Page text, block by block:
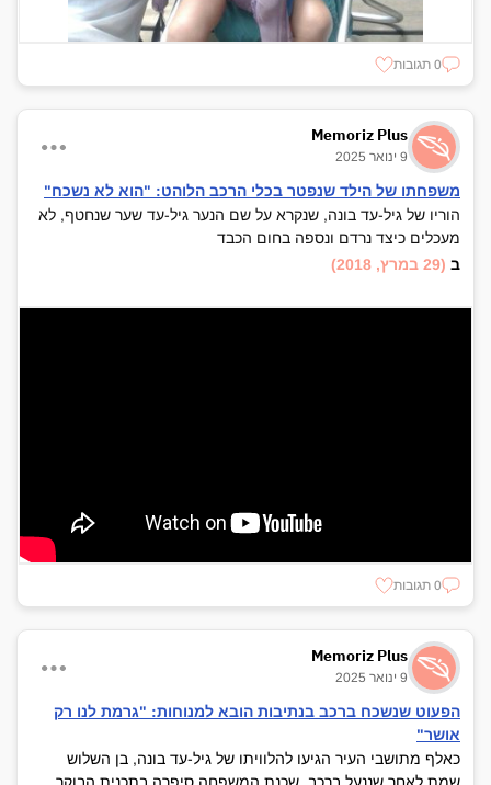
0 תגובות
Memoriz Plus
9 ינואר 2025
משפחתו של הילד שנפטר בכלי הרכב הלוהט: "הוא לא נשכח"
הוריו של גיל-עד בונה, שנקרא על שם הנער גיל-עד שער שנחטף, לא
מעכלים כיצד נרדם ונספה בחום הכבד
ב (29 במרץ, 2018)
0 תגובות
Memoriz Plus
9 ינואר 2025
הפעוט שנשכח ברכב בנתיבות הובא למנוחות: "גרמת לנו רק
אושר"
כאלף מתושבי העיר הגיעו להלוויתו של גיל-עד בונה, בן השלוש
שמת לאחר שננעל ברכב. שכנת המשפחה סיפרה בתכנית הבוקר